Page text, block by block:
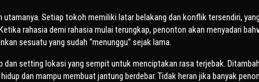
Setiap tokoh memiliki latar belakang dan konflik tersendiri, yang
rahasia demi rahasia mulai terungkap, penonton akan menyadari
sesuatu yang sudah “menunggu” sejak lama.
setting lokasi yang sempit untuk menciptakan rasa terjebak. Ditambah
dan mampu membuat jantung berdebar. Tidak heran jika banyak